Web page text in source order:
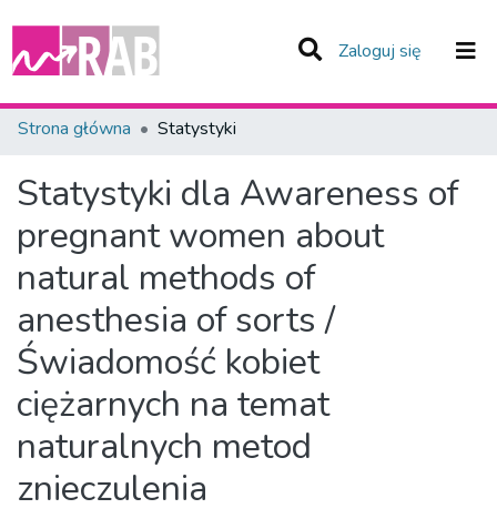
Zaloguj się (current)
Zespoły i Kolekcje
Strona główna Statystyki
Statystyki dla Awareness of
pregnant women about
natural methods of
anesthesia of sorts /
Świadomość kobiet
ciężarnych na temat
naturalnych metod
znieczulenia